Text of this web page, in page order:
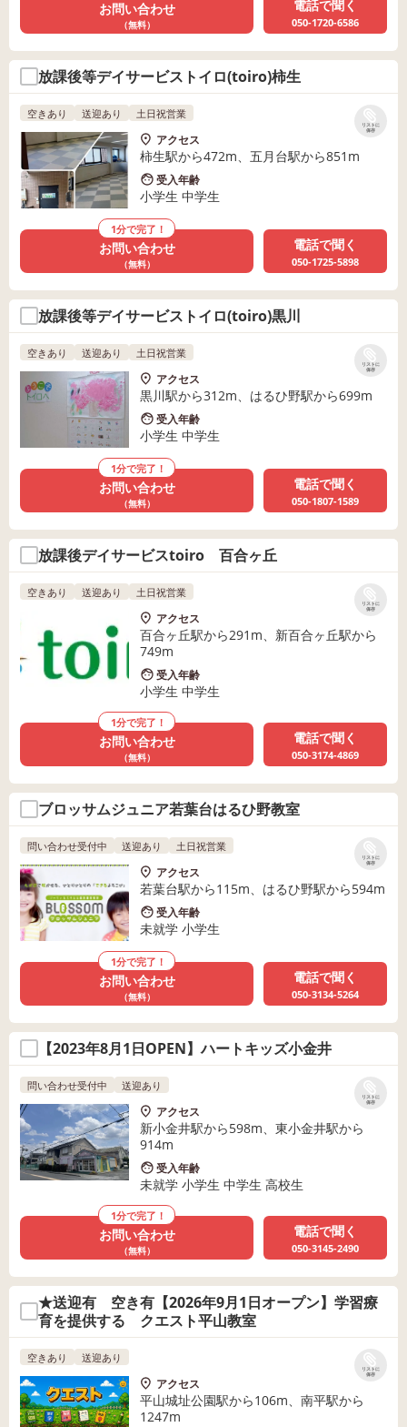
お問い合わせ
（無料）
電話で聞く
050-1720-6586
放課後等デイサービストイロ(toiro)柿生
リストに
保存
空きあり 送迎あり 土日祝営業
アクセス
柿生駅から472m、五月台駅から851m
受入年齢
小学生 中学生
1分で完了！
お問い合わせ
（無料）
電話で聞く
050-1725-5898
放課後等デイサービストイロ(toiro)黒川
リストに
保存
空きあり 送迎あり 土日祝営業
アクセス
黒川駅から312m、はるひ野駅から699m
受入年齢
小学生 中学生
1分で完了！
お問い合わせ
（無料）
電話で聞く
050-1807-1589
放課後デイサービスtoiro 百合ヶ丘
リストに
保存
空きあり 送迎あり 土日祝営業
アクセス
百合ヶ丘駅から291m、新百合ヶ丘駅から
749m
受入年齢
小学生 中学生
1分で完了！
お問い合わせ
（無料）
電話で聞く
050-3174-4869
ブロッサムジュニア若葉台はるひ野教室
リストに
保存
問い合わせ受付中 送迎あり 土日祝営業
アクセス
若葉台駅から115m、はるひ野駅から594m
受入年齢
未就学 小学生
1分で完了！
お問い合わせ
（無料）
電話で聞く
050-3134-5264
【2023年8月1日OPEN】ハートキッズ小金井
リストに
保存
問い合わせ受付中 送迎あり
アクセス
新小金井駅から598m、東小金井駅から
914m
受入年齢
未就学 小学生 中学生 高校生
1分で完了！
お問い合わせ
（無料）
電話で聞く
050-3145-2490
★送迎有 空き有【2026年9月1日オープン】学習療
育を提供する クエスト平山教室
リストに
保存
空きあり 送迎あり
アクセス
平山城址公園駅から106m、南平駅から
1247m